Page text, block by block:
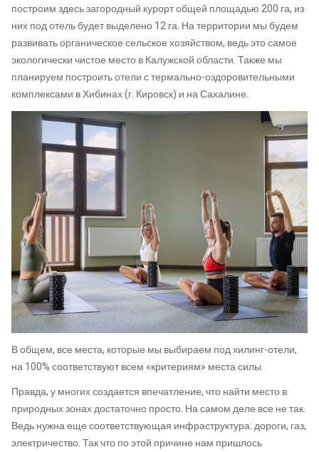
построим здесь загородный курорт общей площадью 200 га, из
них под отель будет выделено 12 га. На территории мы будем
развивать органическое сельское хозяйством, ведь это самое
экологически чистое место в Калужской области. Также мы
планируем построить отели с термально-оздоровительными
комплексами в Хибинах (г. Кировск) и на Сахалине.
В общем, все места, которые мы выбираем под хилинг-отели,
на 100% соответствуют всем «критериям» места силы.
Правда, у многих создается впечатление, что найти место в
природных зонах достаточно просто. На самом деле все не так.
Ведь нужна еще соответствующая инфраструктура: дороги, газ,
электричество. Так что по этой причине нам пришлось